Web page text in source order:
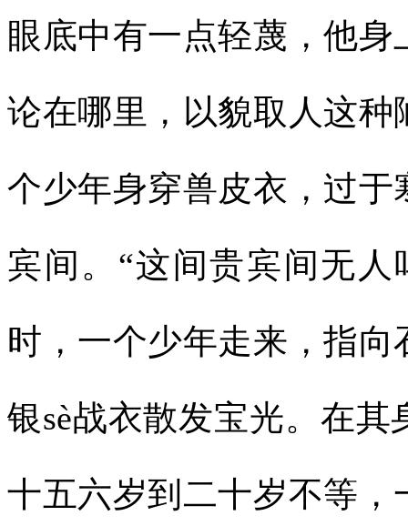
眼底中有一点轻蔑，他
论在哪里，以貌取人这
个少年身穿兽皮衣，过
宾间。“这间贵宾间无
时，一个少年走来，指
银sè战衣散发宝光。在
十五六岁到二十岁不等